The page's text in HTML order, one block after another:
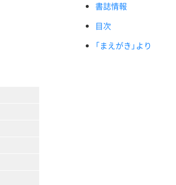
書誌情報
目次
「まえがき」より